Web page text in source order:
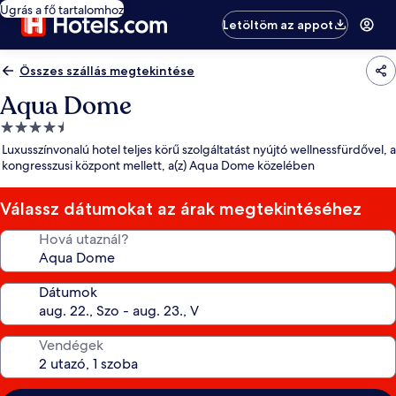
Ugrás a fő tartalomhoz
Letöltöm az appot
Összes szállás megtekintése
Aqua Dome
4.5
csillagos
szálláshely
Luxusszínvonalú hotel teljes körű szolgáltatást nyújtó wellnessfürdővel, a
kongresszusi központ mellett, a(z) Aqua Dome közelében
Válassz dátumokat az árak megtekintéséhez
Hová utaznál?
Dátumok
Vendégek